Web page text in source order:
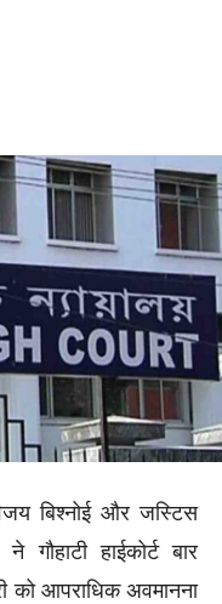
बिश्नोई और जस्टिस
हाईकोर्ट बार
को आपराधिक अवमानना